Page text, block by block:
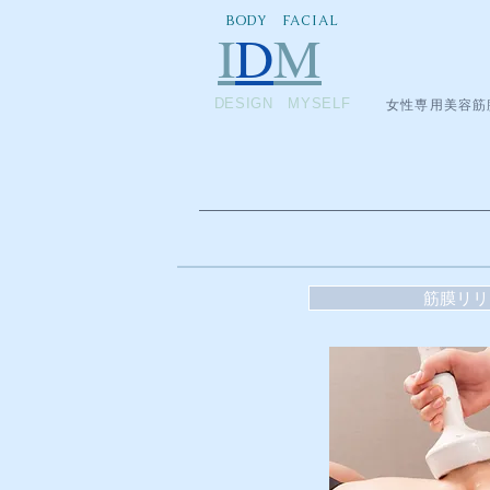
BODY FACIAL
IDM
DESIGN MYSELF 女性専用美容
筋膜リ